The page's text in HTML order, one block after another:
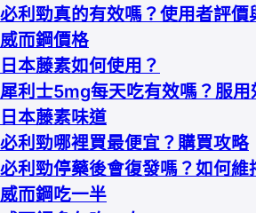
必利勁真的有效嗎？使用者評價
威而鋼價格
日本藤素如何使用？
犀利士5mg每天吃有效嗎？服用
日本藤素味道
必利勁哪裡買最便宜？購買攻略
必利勁停藥後會復發嗎？如何維
威而鋼吃一半